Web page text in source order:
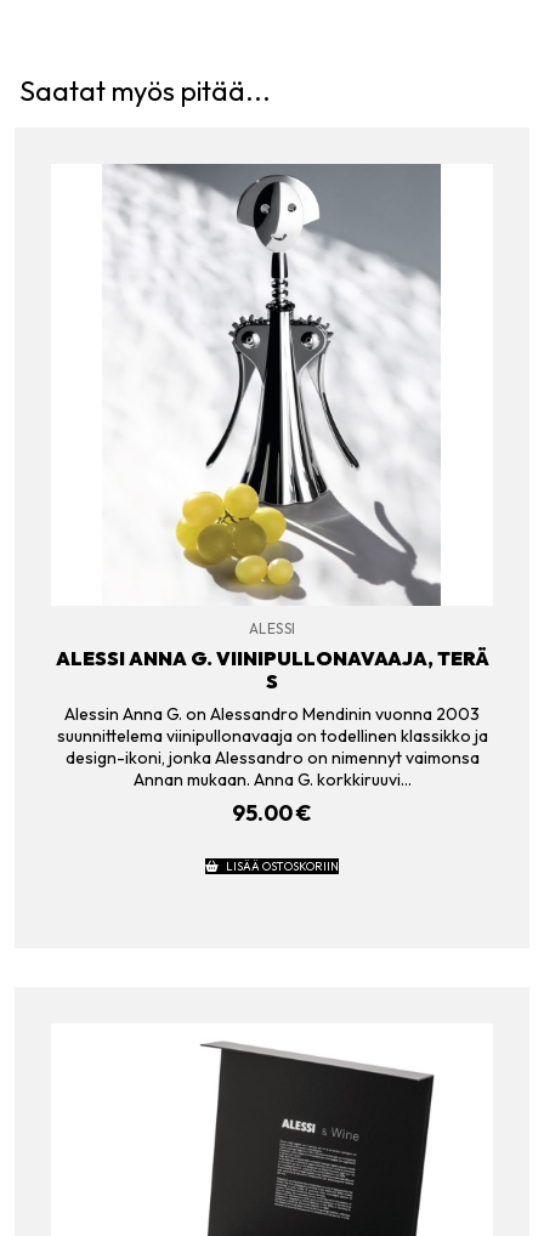
Saatat myös pitää...
ALESSI
ALESSI ANNA G. VIINIPULLONAVAAJA, TERÄ
S
Alessin Anna G. on Alessandro Mendinin vuonna 2003
suunnittelema viinipullonavaaja on todellinen klassikko ja
design-ikoni, jonka Alessandro on nimennyt vaimonsa
Annan mukaan. Anna G. korkkiruuvi…
95.00€
LISÄÄ OSTOSKORIIN